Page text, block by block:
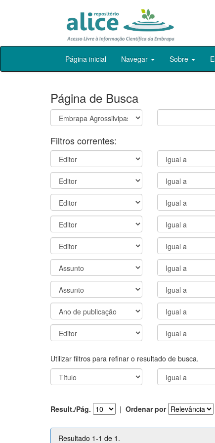
Skip
Página inicial Navegar Sobre
Página de Busca
Filtros correntes:
Utilizar filtros para refinar o resultado de busca.
Result./Pág. | Ordenar por
Resultado 1-1 de 1.